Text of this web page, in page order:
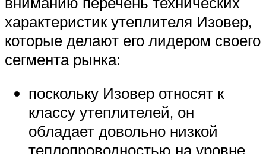
характеристик утеплителя Изовер,
которые делают его лидером своего
сегмента рынка:
поскольку Изовер относят к
классу утеплителей, он
обладает довольно низкой
теплопроводностью на уровне